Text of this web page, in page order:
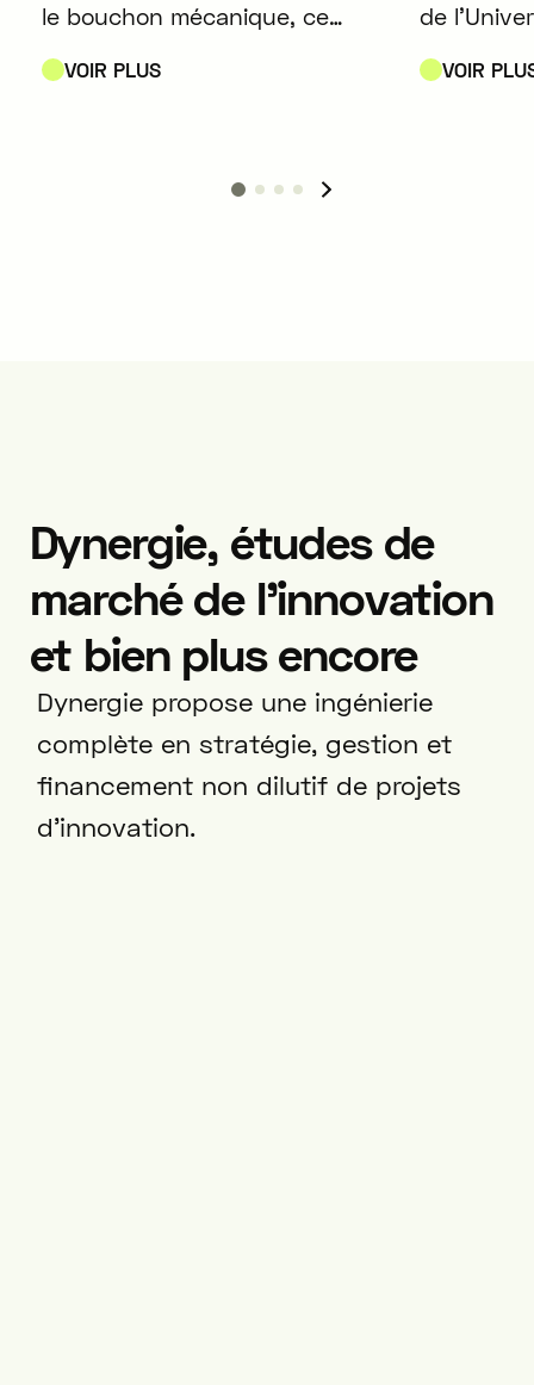
le bouchon mécanique, ce
attaché à sa bouteille de bière
Contrairement aux capsules, il
tendre vers plus de durabilité.
VOIR PLUS
de
est un
VOIR
Dynergie, études de
marché de l'innovation
et bien plus encore
Dynergie propose une ingénierie
complète en stratégie, gestion et
financement non dilutif de projets
d'innovation.